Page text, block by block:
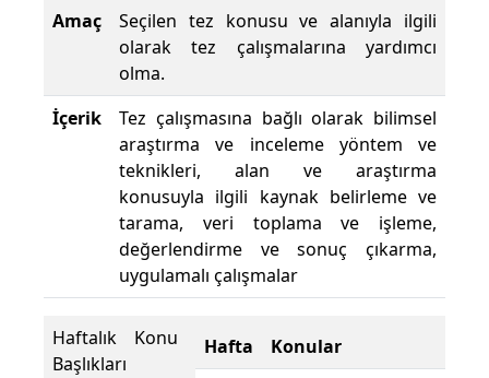
Amaç
Seçilen tez konusu ve alanıyla ilgili
olarak tez çalışmalarına yardımcı
olma.
İçerik
Tez çalışmasına bağlı olarak bilimsel
araştırma ve inceleme yöntem ve
teknikleri, alan ve araştırma
konusuyla ilgili kaynak belirleme ve
tarama, veri toplama ve işleme,
değerlendirme ve sonuç çıkarma,
uygulamalı çalışmalar
Haftalık Konu
Başlıkları
Hafta
Konular